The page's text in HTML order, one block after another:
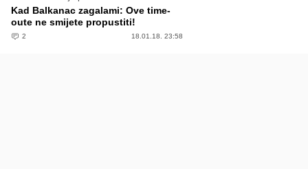
Kad Balkanac zagalami: Ove time-
oute ne smijete propustiti!
2 18.01.18. 23:58